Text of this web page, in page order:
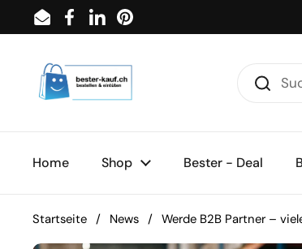
Zum Inhalt springen
EmailFacebook
LinkedInPinterest
Home Shop Bester - Deal
Startseite / News / Werde B2B Partner –